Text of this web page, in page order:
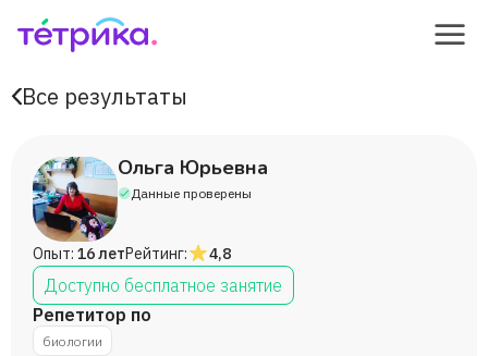
Все результаты
Ольга Юрьевна
Данные проверены
Опыт: 16 летРейтинг: 4,8
Доступно бесплатное занятие
Репетитор по
биологии